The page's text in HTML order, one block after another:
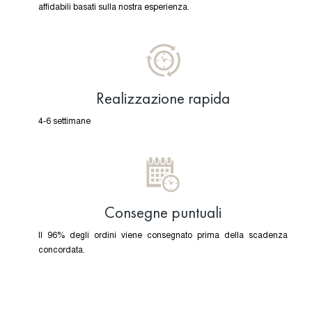
affidabili basati sulla nostra esperienza.
Realizzazione rapida
4-6 settimane
Consegne puntuali
Il 96% degli ordini viene consegnato prima della scadenza
concordata.